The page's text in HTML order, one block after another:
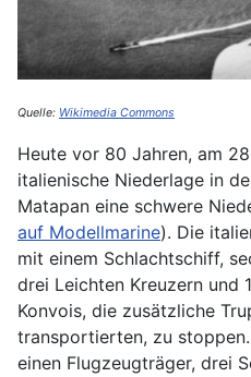
Quelle: Wikimedia Commons
Heute vor 80 Jahren, am
italienische Niederlage in
Matapan eine schwere
auf Modellmarine). Die
mit einem Schlachtschiff,
drei Leichten Kreuzern und
Konvois, die zusätzliche
transportierten, zu
einen Flugzeugträger, drei